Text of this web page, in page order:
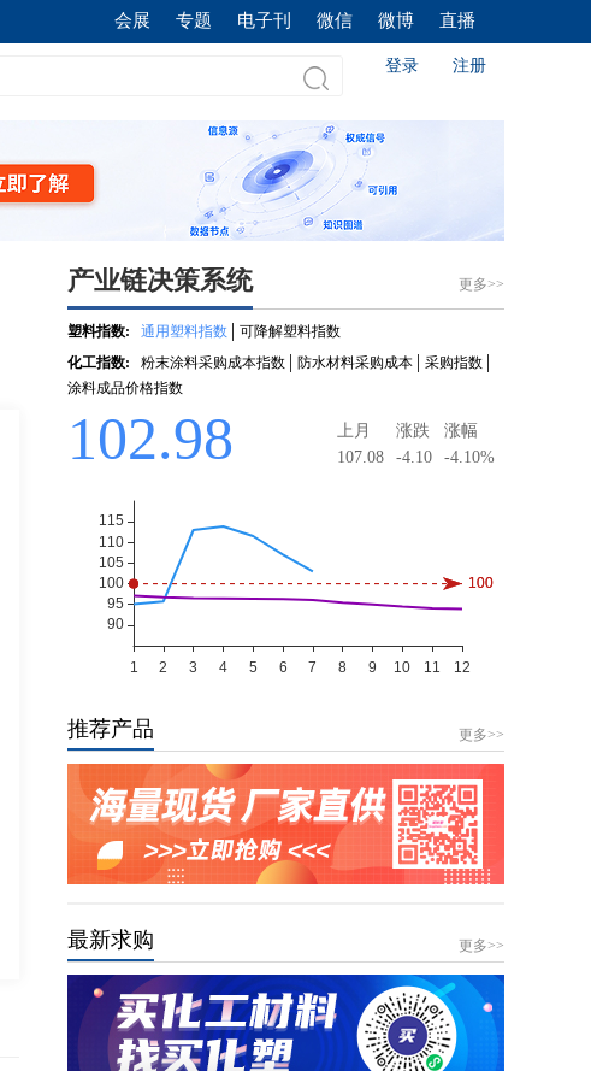
会展 专题 电子刊 微信 微博 直播
登录 注册
推荐产品 更多>>
最新求购 更多>>